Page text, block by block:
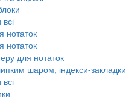
нотаток
нотаток
для нотаток
шаром, індекси-закладки